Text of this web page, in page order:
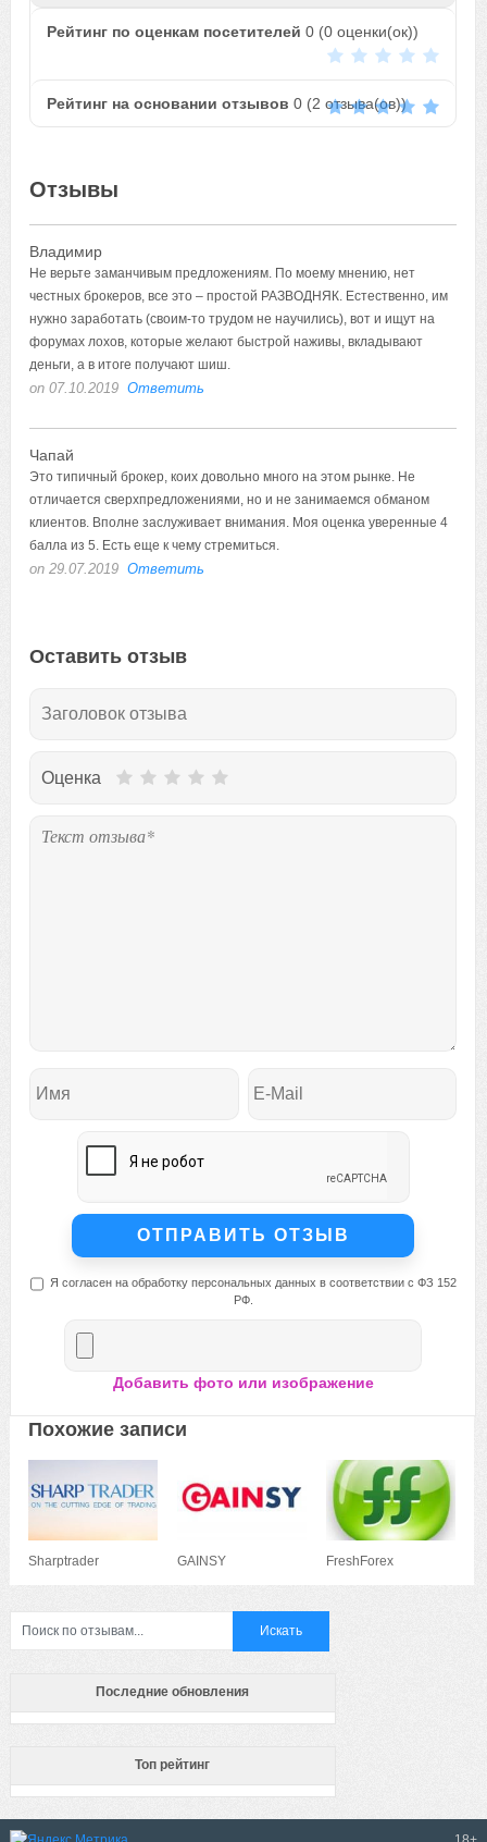
Рейтинг по оценкам посетителей 0 (0 оценки(ок))
Рейтинг на основании отзывов 0 (2 отзыва(ов))
Отзывы
Владимир
Не верьте заманчивым предложениям. По моему мнению, нет
честных брокеров, все это – простой РАЗВОДНЯК. Естественно, им
нужно заработать (своим-то трудом не научились), вот и ищут на
форумах лохов, которые желают быстрой наживы, вкладывают
деньги, а в итоге получают шиш.
on 07.10.2019 Ответить
Чапай
Это типичный брокер, коих довольно много на этом рынке. Не
отличается сверхпредложениями, но и не занимаемся обманом
клиентов. Вполне заслуживает внимания. Моя оценка уверенные 4
балла из 5. Есть еще к чему стремиться.
on 29.07.2019 Ответить
Оставить отзыв
Оценка
Я согласен на обработку персональных данных в соответствии с ФЗ 152
РФ.
Добавить фото или изображение
Похожие записи
Sharptrader GAINSY FreshForex
Последние обновления
Топ рейтинг